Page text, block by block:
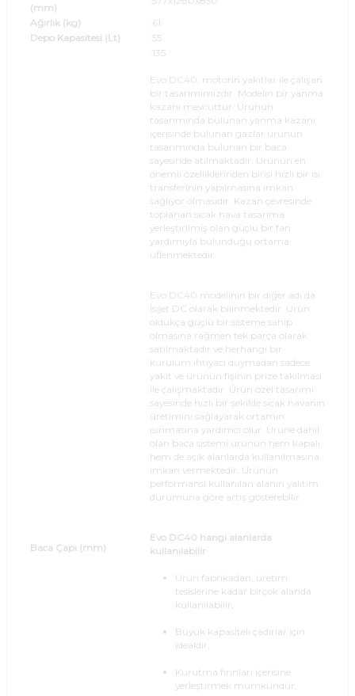
(mm)
Ağırlık (kg)
:61
Depo Kapasitesi (Lt)
:55
Baca Çapı (mm)
:135
Evo DC40; motorin yakıtlar ile çalışan
bir tasarımımızdır. Modelin bir yanma
kazanı mevcuttur. Ürünün
tasarımında bulunan yanma kazanı
içerisinde bulunan gazlar ürünün
tasarımında bulunan bir baca
sayesinde atılmaktadır. Ürünün en
önemli özelliklerinden birisi hızlı bir ısı
transferinin yapılmasına imkan
sağlıyor olmasıdır. Kazan çevresinde
toplanan sıcak hava tasarıma
yerleştirilmiş olan güçlü bir fan
yardımıyla bulunduğu ortama
üflenmektedir.
Evo DC40 modelinin bir diğer adı da
Isıjet DC olarak bilinmektedir. Ürün
oldukça güçlü bir sisteme sahip
olmasına rağmen tek parça olarak
satılmaktadır ve herhangi bir
kurulum ihtiyacı duymadan sadece
yakıt ve ürünün fişinin prize takılması
ile çalışmaktadır. Ürün özel tasarımı
sayesinde hızlı bir şekilde sıcak havanın
üretimini sağlayarak ortamın
ısınmasına yardımcı olur. Ürüne dahil
olan baca sistemi ürünün hem kapalı
hem de açık alanlarda kullanılmasına
imkan vermektedir. Ürünün
performansı kullanılan alanın yalıtım
durumuna göre artış gösterebilir.
Evo DC40 hangi alanlarda
kullanılabilir
Ürün fabrikadan, üretim
tesislerine kadar birçok alanda
kullanılabilir,
Büyük kapasiteli çadırlar için
idealdir,
Kurutma fırınları içerisine
yerleştirmek mümkündür,